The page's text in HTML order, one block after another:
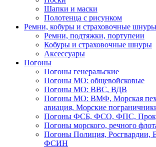
Шапки и маски
Полотенца с рисунком
Ремни, кобуры и страховочные
Ремни, подтяжки, портупеии
Кобуры и страховочные шнуры
Аксессуары
Погоны
Погоны генеральские
Погоны МО: общевойсковые
Погоны МО: ВВС, ВДВ
Погоны МО: ВМФ, Морская
авиация, Морские
Погоны ФСБ, ФСО, ФПС,
Погоны морского, речного
Погоны Полиция, Росгвардии,
ФСИН